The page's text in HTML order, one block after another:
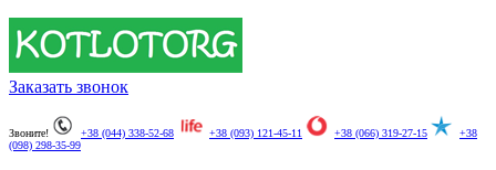
Заказать звонок
Звоните! +38 (044) 338-52-68 +38 (093) 121-45-11 +38 (066) 319-27-15
+38
(098) 298-35-99